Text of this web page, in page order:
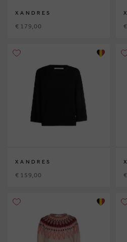
XANDRES
€ 179,00
XANDRES
€ 159,00